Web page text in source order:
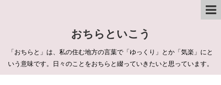
おちらといこう
「おちらと」は、私の住む地方の言葉で「ゆっくり」とか「気楽」にと
いう意味です。日々のことをおちらと綴っていきたいと思っています。